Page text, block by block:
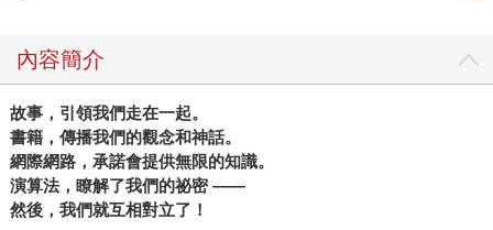
輪： 第一階段，人對人的連結：由於每個人可熟識的人最多
不超過150人，社會規模僅止於石器時代的部落。 第二階
段，人對故事的連結：神話故事誕生了，令數以萬計的陌生
人能夠合作，打造了青銅時代的城邦。 第三階段，人對文件
的連結：印刷術的發明，讓宗教經典與官僚文書，將數以億
計的人連結在一起，造就了鐵器時代的各大宗教與帝國。 第
四階段，人對通訊科技的連結：電報、廣播、電視的誕生，
內容簡介
故事，引領我們走在一起。
書籍，傳播我們的觀念和神話。
網際網路，承諾會提供無限的知識。
演算法，瞭解了我們的祕密 ——
然後，我們就互相對立了！